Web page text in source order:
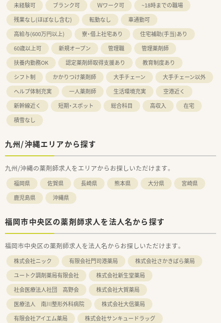
未経験可
ブランク可 Ｗワーク可
~18時までの職場
残業なし(ほぼなし含む)
転勤なし
車通勤可
高給与(600万円以上)
寮・借上社宅あり
住宅補助(手当)あり
60歳以上可
新規オープン 管理職
管理薬剤師
扶養内勤務OK
認定薬剤師取得支援あり
教育制度あり
シフト制
かかりつけ薬剤師 大手チェーン
大手チェーン以外
ヘルプ体制充実
一人薬剤師 生活環境充実
空港近く
新幹線近く
短期・スポット 総合科目 高収入
在宅
積雪なし
九州/沖縄エリアから探す
九州/沖縄の薬剤師求人をエリアからお探しいただけます。
福岡県 佐賀県 長崎県 熊本県 大分県
宮崎県
鹿児島県
沖縄県
福岡市中央区の薬剤師求人を法人名から探す
福岡市中央区の薬剤師求人を法人名からお探しいただけます。
株式会社ニック 有限会社門司港薬局
株式会社さかきばら薬局
ユートク調剤薬局有限会社
株式会社新生堂薬局
社会医療法人社団 高野会
株式会社大賀薬局
医療法人 南川整形外科病院
株式会社大信薬局
有限会社アイエム薬局
株式会社サンキュードラッグ